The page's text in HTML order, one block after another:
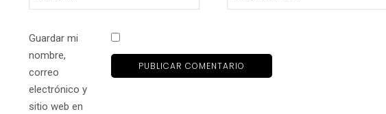
Guardar mi
nombre,
correo
electrónico y
sitio web en